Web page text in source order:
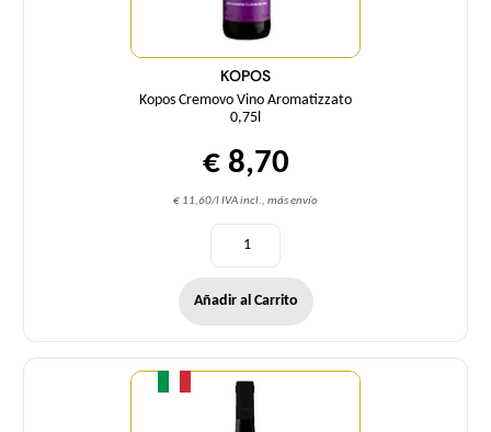
KOPOS
Kopos Cremovo Vino Aromatizzato
0,75l
€ 8,70
€ 11,60/l IVA incl., más envío
Añadir al Carrito
Cantidad